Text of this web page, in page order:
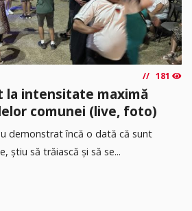
181
la intensitate maximă
comunei (live, foto)
demonstrat încă o dată că sunt
știu să trăiască și să se...